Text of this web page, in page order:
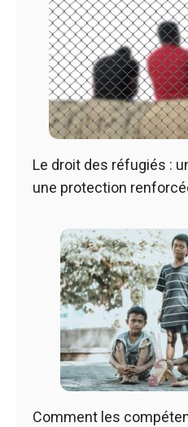
Le droit des réfugiés :
une protection
Comment les